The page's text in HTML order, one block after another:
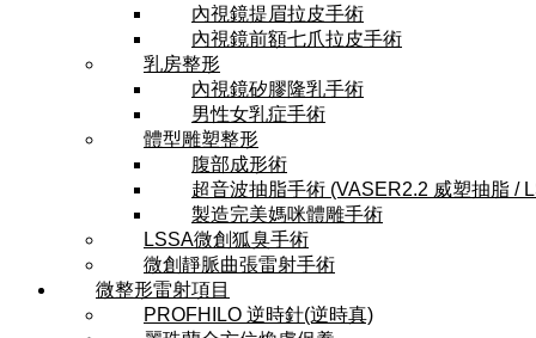
內視鏡提眉拉皮手術
內視鏡前額七爪拉皮手術
乳房整形
內視鏡矽膠隆乳手術
男性女乳症手術
體型雕塑整形
腹部成形術
超音波抽脂手術 (VASER2.2 威塑抽脂 /
製造完美媽咪體雕手術
LSSA微創狐臭手術
微創靜脈曲張雷射手術
微整形雷射項目
PROFHILO 逆時針(逆時真)